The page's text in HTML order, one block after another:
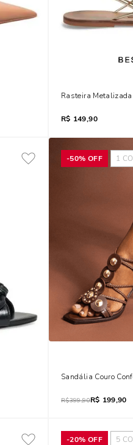
Bege Mocha Rasteira Metalizada
R$ 149,90
Fino
-50% OFF 1
Sandália Couro
R$399,90R$ 199,90
-20% OFF 5